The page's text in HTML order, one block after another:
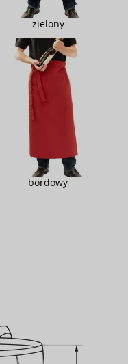
zielony
bordowy